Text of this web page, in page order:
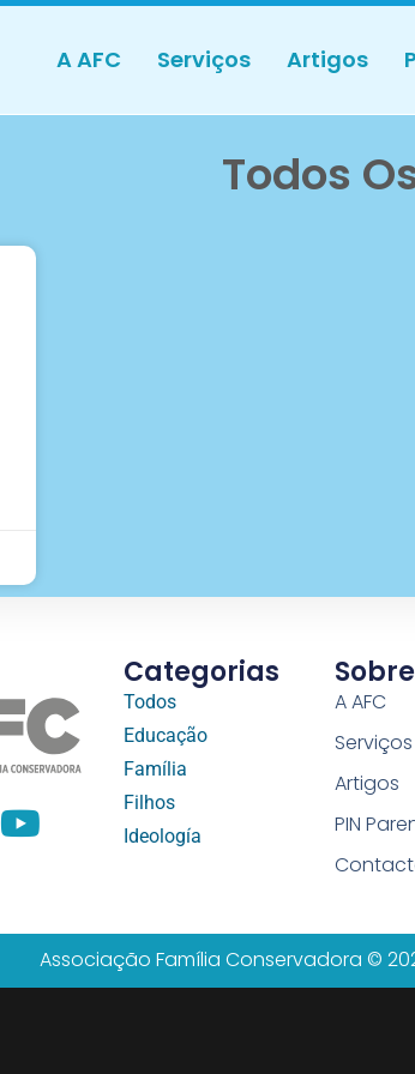
A AFC Serviços Artigos
Todos
Categorias
Todos
Educação
Família
Filhos
Ideología
Sobre
A AFC
Serviços
Artigos
PIN
Associação Família Conservadora ©